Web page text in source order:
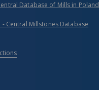
Database of Mills in Poland
- Central Millstones Database